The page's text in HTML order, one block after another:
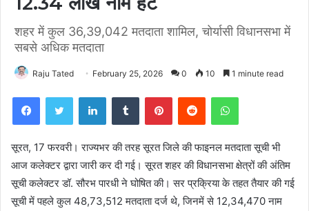
शहर में कुल 36,39,042 मतदाता शामिल, चोर्यासी विधानसभा में
सबसे अधिक मतदाता
Raju Tated February 25, 2026 0 10 1 minute read
FacebookTwitter LinkedInTumblr PinterestReddit WhatsApp
सूरत, 17 फरवरी। राज्यभर की तरह सूरत जिले की फाइनल मतदाता सूची भी
आज कलेक्टर द्वारा जारी कर दी गई। सूरत शहर की विधानसभा क्षेत्रों की अंतिम
सूची कलेक्टर डॉ. सौरभ पारधी ने घोषित की। सर प्रक्रिया के तहत तैयार की गई
सूची में पहले कुल 48,73,512 मतदाता दर्ज थे, जिनमें से 12,34,470 नाम